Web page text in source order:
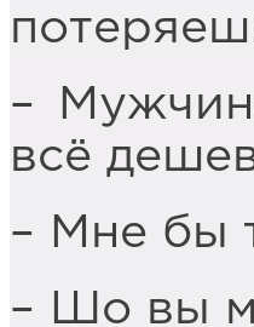
–
всё
– Мне бы
– Шо вы